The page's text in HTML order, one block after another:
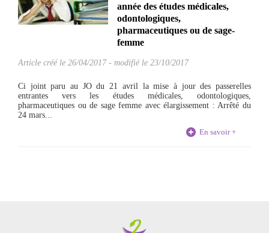
année des études médicales,
odontologiques,
pharmaceutiques ou de sage-
femme
Article créé le 26/04/2017- modifié le 23/10/2017
Ci joint paru au JO du 21 avril la mise à jour des passerelles
entrantes vers les études médicales, odontologiques,
pharmaceutiques ou de sage femme avec élargissement : Arrêté du
24 mars...
En savoir +